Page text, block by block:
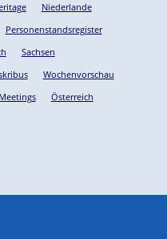
Niederlande
Personenstandsregister
Sachsen
Wochenvorschau
Österreich